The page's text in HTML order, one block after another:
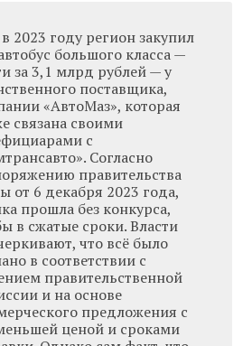
2023 году регион закупил
большого класса —
за 3,1 млрд рублей — у
поставщика,
«АвтоМаз», которая
связана своими
с
Согласно
правительства
от 6 декабря 2023 года,
прошла без конкурса,
в сжатые сроки. Власти
что всё было
в соответствии с
правительственной
и на основе
предложения с
ценой и сроками